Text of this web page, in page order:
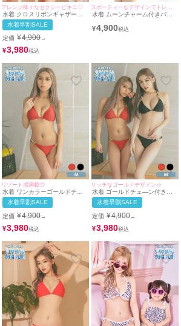
アレンジ様々なセクシービキニ♡
水着 クロスリボンギャザーリ
ゾート三角ホルターネックビキ
ニ水着早割SALE
定価 ¥4,900→
¥3,980
水着 ムーンチャーム付きバッ
三角ビキニ
¥4,900
リゾート感満載◎
水着 ワンカラーゴールドチェ
ーンデザイン三角ホルターネッ
クビキニ
水着早割SALE
定価 ¥4,900→
¥3,980
リッチなゴールドデザイン☆
水着 ゴールドチェ―ン付き三
角ホルターネックビキニ
水着早割SALE
定価 ¥4,900→
¥3,980